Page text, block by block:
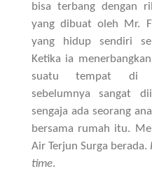
bisa terbang dengan
yang dibuat oleh Mr.
yang hidup sendiri
Ketika ia
suatu tempat di
sebelumnya sangat
sengaja ada seorang
bersama rumah itu.
Air Terjun Surga berada.
time.